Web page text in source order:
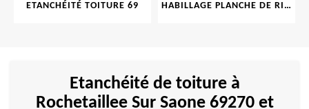
ETANCHÉITÉ TOITURE 69 HABILLAGE PLANCHE DE RIVE 69
Etanchéité de toiture à
Rochetaillee Sur Saone 69270 et